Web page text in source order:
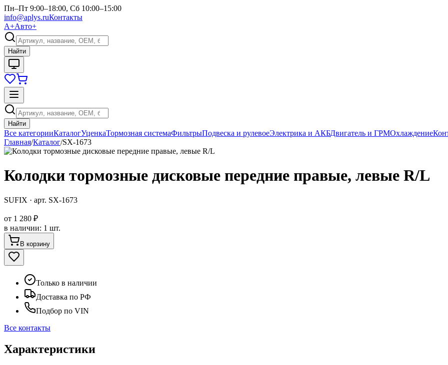
Пн–Пт 9:00–18:00, Сб 10:00–15:00
info@aplys.ruКонтакты
А+Авто+
Найти
Найти
Все категорииКаталогУценкаТормозная системаФильтрыПодвеска и рулевоеЭлектрика и АКБДвигатель и ГРМОхлаждение
Главная/Каталог/SX-1673
Колодки тормозные дисковые передние правые, левые R/L
SUFIX · арт. SX-1673
от 1 280 ₽
в наличии: 1 шт.
В корзину
Только в наличии
Доставка по РФ
Подбор по VIN
Все контакты
Характеристики